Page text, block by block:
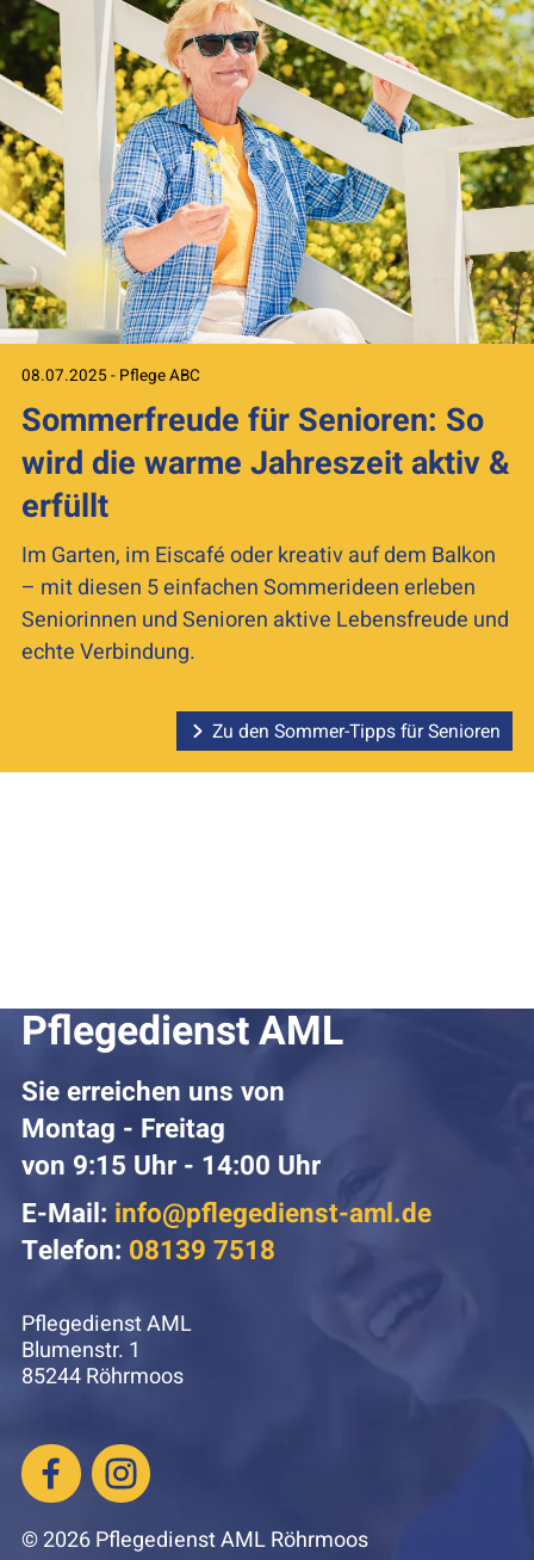
08.07.2025 - Pflege ABC
Sommerfreude für Senioren: So
wird die warme Jahreszeit aktiv &
erfüllt
Im Garten, im Eiscafé oder kreativ auf dem Balkon
– mit diesen 5 einfachen Sommerideen erleben
Seniorinnen und Senioren aktive Lebensfreude und
echte Verbindung.
Zu den Sommer-Tipps für Senioren
Pflegedienst AML
Sie erreichen uns von
Montag - Freitag
von 9:15 Uhr - 14:00 Uhr
E-Mail: info@pflegedienst-aml.de
Telefon: 08139 7518
Pflegedienst AML
Blumenstr. 1
85244 Röhrmoos
© 2026 Pflegedienst AML Röhrmoos